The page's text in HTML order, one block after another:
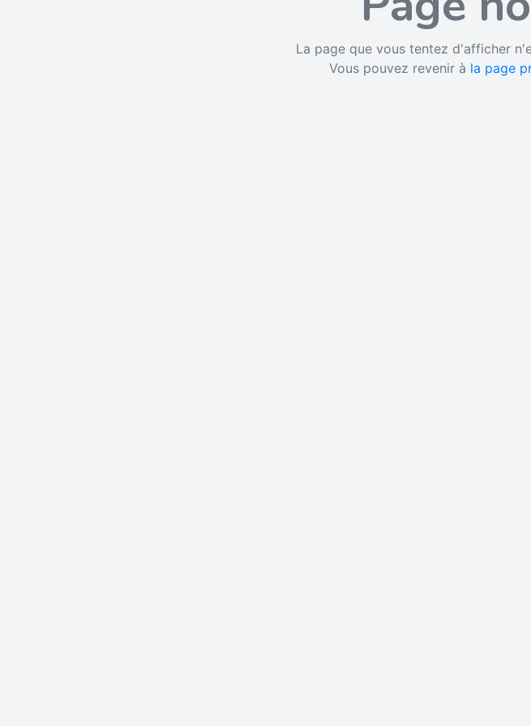
La page que vous tentez d'afficher
Vous pouvez revenir à la page